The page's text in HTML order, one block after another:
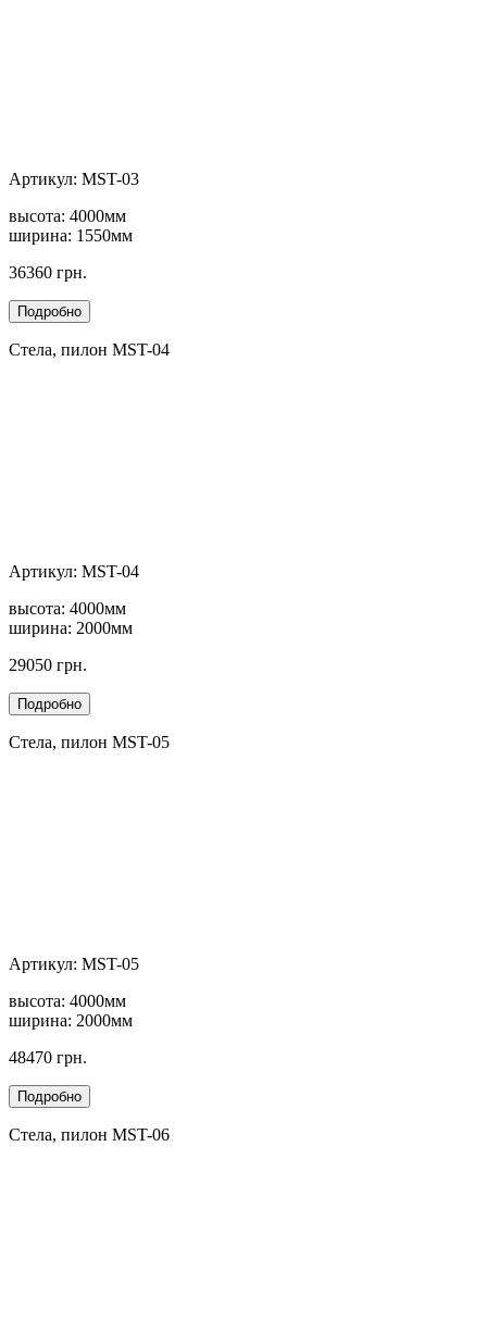
Артикул: MST-03
высота: 4000мм
ширина: 1550мм
36360 грн.
Стела, пилон MST-04
Артикул: MST-04
высота: 4000мм
ширина: 2000мм
29050 грн.
Стела, пилон MST-05
Артикул: MST-05
высота: 4000мм
ширина: 2000мм
48470 грн.
Стела, пилон MST-06